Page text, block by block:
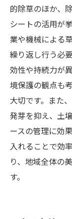
的除草のほか、
シートの活用が
業や機械による
繰り返し行う必
効性や持続力が
境保護の観点も
大切です。また
発芽を抑え、土
ースの管理に効
入れることで効
り、地域全体の
す。